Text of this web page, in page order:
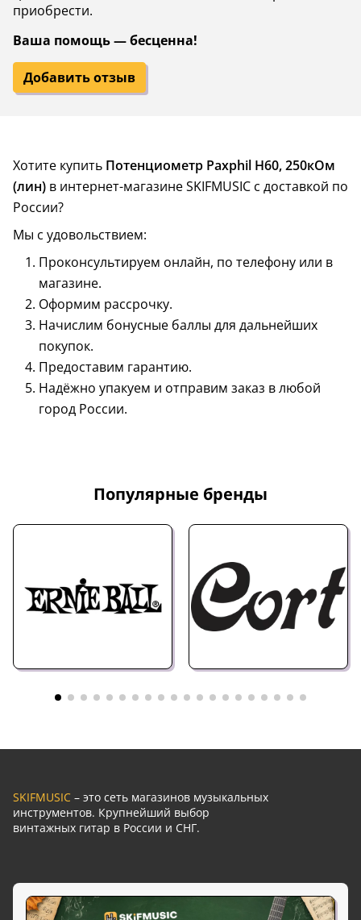
приобрести.
Ваша помощь — бесценна!
Добавить отзыв
Хотите купить Потенциометр Paxphil H60, 250кОм
(лин) в интернет-магазине SKIFMUSIC с доставкой по
России?
Мы с удовольствием:
Проконсультируем онлайн, по телефону или в
магазине.
Оформим рассрочку.
Начислим бонусные баллы для дальнейших
покупок.
Предоставим гарантию.
Надёжно упакуем и отправим заказ в любой
город России.
Популярные бренды
SKIFMUSIC – это сеть магазинов музыкальных
инструментов. Крупнейший выбор
винтажных гитар в России и СНГ.